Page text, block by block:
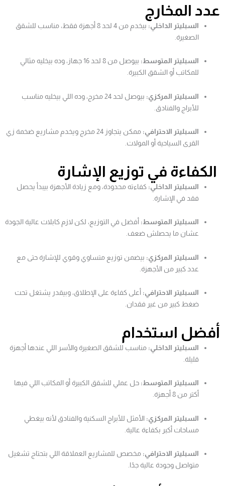
عدد المخارج
السبليتر الداخلي:
بيخدم من 4 لحد 8 أجهزة فقط، مناسب للشقق
الصغيرة.
السبليتر المتوسط:
بيوصل من 8 لحد 16 جهاز، وده بيخليه مثالي
للمكاتب أو الشقق الكبيرة.
السبليتر المركزي:
بيوصل لحد 24 مخرج، وده اللي بيخليه مناسب
للأبراج والفنادق.
السبليتر الاحترافي:
ممكن يتجاوز 24 مخرج ويخدم مشاريع ضخمة زي
القرى السياحية أو المولات.
الكفاءة في توزيع الإشارة
السبليتر الداخلي: كفاءته محدودة، ومع زيادة الأجهزة بيبدأ يحصل
فقد في الإشارة.
السبليتر المتوسط: أفضل في التوزيع، لكن لازم كابلات عالية الجودة
عشان ما يحصلش ضعف.
السبليتر المركزي: بيضمن توزيع متساوي وقوي للإشارة حتى مع
عدد كبير من الأجهزة.
السبليتر الاحترافي: أعلى كفاءة على الإطلاق، وبيقدر يشتغل تحت
ضغط كبير من غير فقدان.
أفضل استخدام
السبليتر الداخلي: مناسب للشقق الصغيرة والأسر اللي عندها أجهزة
قليلة.
السبليتر المتوسط: حل عملي للشقق الكبيرة أو المكاتب اللي فيها
أكتر من 8 أجهزة.
السبليتر المركزي: الأمثل للأبراج السكنية والفنادق لأنه بيغطي
مساحات أكبر بكفاءة عالية.
السبليتر الاحترافي: مخصص للمشاريع العملاقة اللي بتحتاج تشغيل
متواصل وجودة عالية جدًا.